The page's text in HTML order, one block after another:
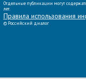
Отдельные публикации могут
лет.
Правила использования
© Российский диалог